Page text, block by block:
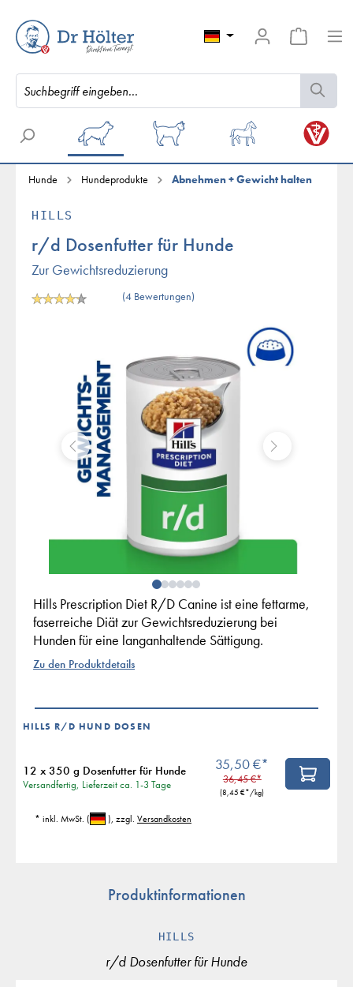
Hunde Hundeprodukte Abnehmen + Gewicht halten
HILLS
r/d Dosenfutter für Hunde
Zur Gewichtsreduzierung
(4 Bewertungen)
Hills Prescription Diet R/D Canine ist eine fettarme,
faserreiche Diät zur Gewichtsreduzierung bei
Hunden für eine langanhaltende Sättigung.
Zu den Produktdetails
HILLS R/D HUND DOSEN
12 x 350 g Dosenfutter für Hunde
Versandfertig, Lieferzeit ca. 1-3 Tage
35,50 €*
36,45 €*
(8,45 €*/kg)
* inkl. MwSt. ( ), zzgl. Versandkosten
Produktinformationen
HILLS
r/d Dosenfutter für Hunde